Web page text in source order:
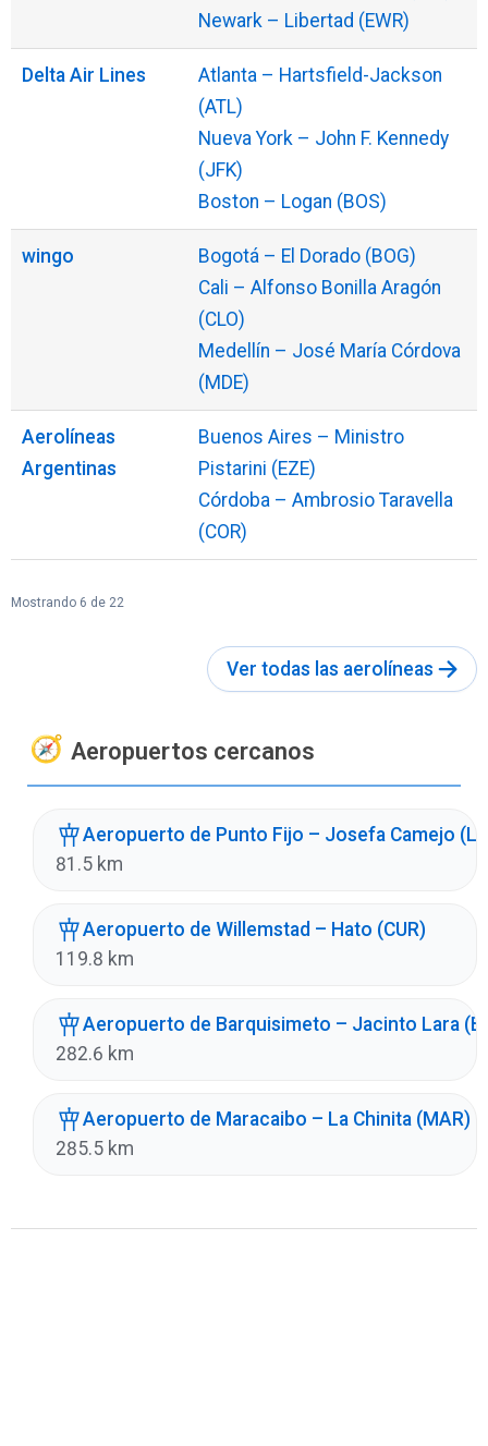
Newark – Libertad (EWR)
Delta Air Lines
Atlanta – Hartsfield-Jackson
(ATL)
Nueva York – John F. Kennedy
(JFK)
Boston – Logan (BOS)
wingo
Bogotá – El Dorado (BOG)
Cali – Alfonso Bonilla Aragón
(CLO)
Medellín – José María Córdova
(MDE)
Aerolíneas
Argentinas
Buenos Aires – Ministro
Pistarini (EZE)
Córdoba – Ambrosio Taravella
(COR)
Mostrando 6 de 22
Ver todas las aerolíneas
Aeropuertos cercanos
Aeropuerto de Punto Fijo – Josefa Camejo
81.5 km
Aeropuerto de Willemstad – Hato (CUR)
119.8 km
Aeropuerto de Barquisimeto – Jacinto Lara
282.6 km
Aeropuerto de Maracaibo – La Chinita (MAR)
285.5 km